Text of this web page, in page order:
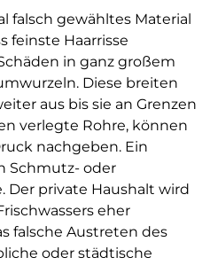
falsch gewähltes Material
feinste Haarrisse
in ganz großem
Diese breiten
aus bis sie an Grenzen
verlegte Rohre, können
nachgeben. Ein
Schmutz- oder
Der private Haushalt wird
eher
falsche Austreten des
oder städtische